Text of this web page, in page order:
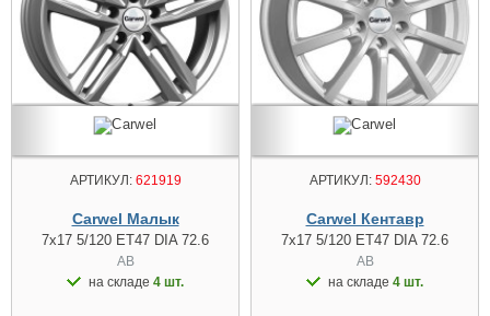
АРТИКУЛ:621919
Carwel Малык
7x17 5/120 ET47 DIA 72.6
AB
на складе 4 шт.
АРТИКУЛ:592430
Carwel Кентавр
7x17 5/120 ET47 DIA 72.6
AB
на складе 4 шт.